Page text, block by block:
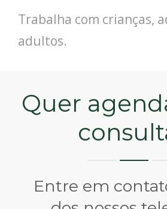
Trabalha com crianças,
adultos.
Quer
Entre em